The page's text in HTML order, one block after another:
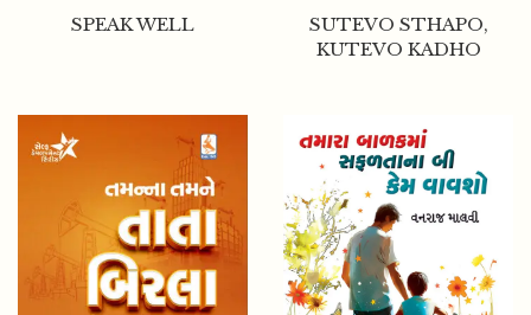
SPEAK WELL
SUTEVO STHAPO,
KUTEVO KADHO